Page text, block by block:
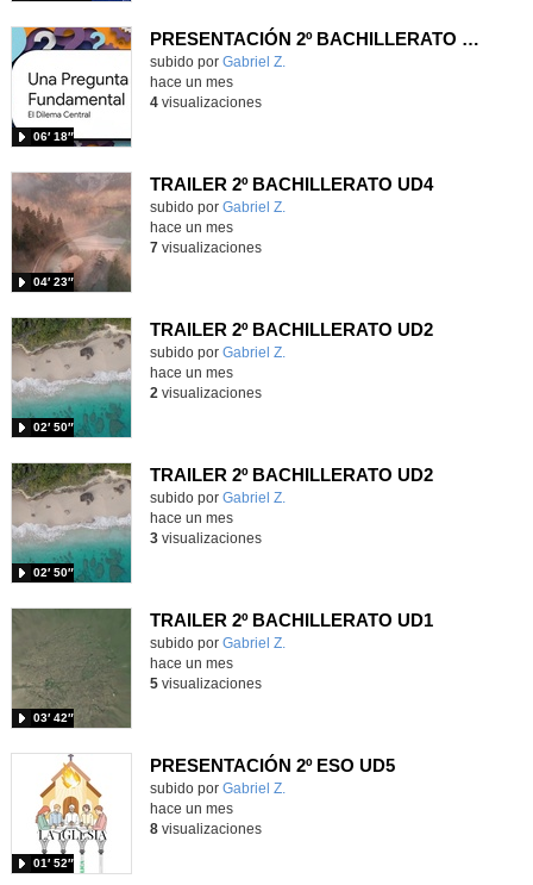
PRESENTACIÓN 2º BACHILLERATO UD3
Contenido educativo.
subido por Gabriel Z.
06′ 18″
hace un mes
4visualizaciones
TRAILER 2º BACHILLERATO UD4
Contenido educativo.
subido por Gabriel Z.
04′ 23″
hace un mes
7visualizaciones
TRAILER 2º BACHILLERATO UD2
Contenido educativo.
subido por Gabriel Z.
02′ 50″
hace un mes
2 visualizaciones
TRAILER 2º BACHILLERATO UD2
Contenido educativo.
subido por Gabriel Z.
02′ 50″
hace un mes
3visualizaciones
TRAILER 2º BACHILLERATO UD1
Contenido educativo.
subido por Gabriel Z.
03′ 42″
hace un mes
5visualizaciones
PRESENTACIÓN 2º ESO UD5
Contenido educativo.
subido por Gabriel Z.
01′ 52″
hace un mes
8visualizaciones